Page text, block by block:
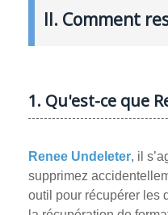
II. Comment
1. Qu'est-ce que
Renee Undeleter, il
supprimez
outil pour récupérer les